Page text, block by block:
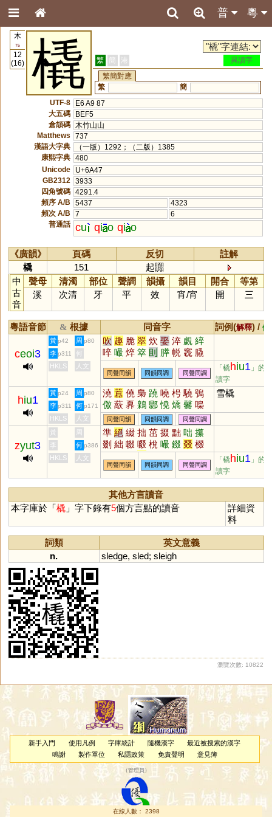
粵
普
木
75
12
(16)
橇 繁 簡 港
異讀字
繁簡對應
繁
簡
UTF-8
E6 A9 87
大五碼
BEF5
倉頡碼
木竹山山
Matthews
737
漢語大字典
（一版）1292；（二版）1385
康熙字典 480
Unicode
U+6A47
GB2312
3933
四角號碼 4291.4
頻序 A/B
5437
4323
頻次 A/B
7
6
普通話 cu qi o qi o
《廣韻》 頁碼 反切
註解
橇
151
起嚻
中
古
音
聲母 清濁 部位 聲調 韻攝 韻目 開合
等第
溪
次清 牙 平 效 宵/宵 開 三
粵語音節 & 根據 同音字 詞例(解釋) / 備
ceoi3
黃 p42 周 p80 吹 趣 脆 翠 炊 娶 淬 覷 綷
啐 嘬 焠 箤 刞 膵 帨 竁 膬
李 p311
何
HKLS
人文
同聲同韻 同韻同調 同聲同調
「橇hiu1 」的
讀字
hiu1
黃 p24 周 p80 澆 囂 僥 梟 蹺 嘵 枵 驍 鴞
儌 藃 奡 鷍 郻 憢 燆 毊 嘄
墽 熇 徼 虈 蹻 趬 繑 膮 獢
獟 呺 歊 鄡
雪橇
李 p311 何 p171
HKLS 人文 同聲同韻 同韻同調 同聲同調
zyut3
黃 周 準 絕 綴 拙 茁 掇 黜 咄 攥
剟 絀 輟 啜 梲 嘬 錣 叕 棳
醊 罬 畷 腏 琡 揝 惙 窋 欼
裰 泏 嚽 貀 鵽 蠿
李 何 p386
HKLS 人文
同聲同韻 同韻同調 同聲同調
「橇hiu1 」的
讀字
其他方言讀音
本字庫於「橇」字下錄有5個方言點的讀音
詳細資
料
詞類
英文意義
n.
sledge, sled; sleigh
瀏覽次數: 10822
新手入門 使用凡例 字庫統計 隨機漢字
最近被搜索的漢字
鳴謝
製作單位 私隱政策 免責聲明 意見簿
（管理員 ）
在線人數： 2398